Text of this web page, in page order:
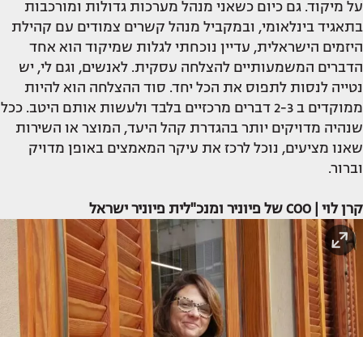
על מיקוד. גם כיום כשאני מנהל מערכות גדולות ומורכבות
בתאגיד בינלאומי, ובמקביל מנהל קשרים צמודים עם קהילת
היזמים הישראלית, עדיין נוכחתי לגלות שמיקוד הוא אחד
הדברים המשמעותיים להצלחה עסקית. לאנשים, וגם לי, יש
נטייה לנסות לתפוס את הכל יחד. סוד ההצלחה הוא להיות
ממוקדים ב 2-3 דברים מרכזיים בלבד ולעשות אותם היטב. ככל
שנהיה מדויקים יותר בהגדרת קהל היעד, המוצר או השירות
שאנו מציעים, נוכל לרכז את עיקר המאמצים באופן מדויק
וברור.
קרן לוי | COO של פיוניר ומנכ"לית פיוניר ישראל